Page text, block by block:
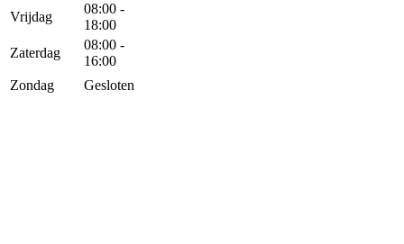
Vrijdag
08:00 -
18:00
Zaterdag
08:00 -
16:00
Zondag
Gesloten